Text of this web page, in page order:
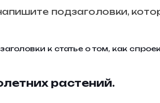
подзаголовки,
к статье о том, как
растений.